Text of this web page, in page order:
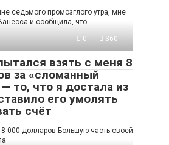
седьмого промозглого утра, мне
и сообщила, что
0 360
взять с меня 8
за «сломанный
то, что я достала из
его умолять
счёт
000 долларов Большую часть своей